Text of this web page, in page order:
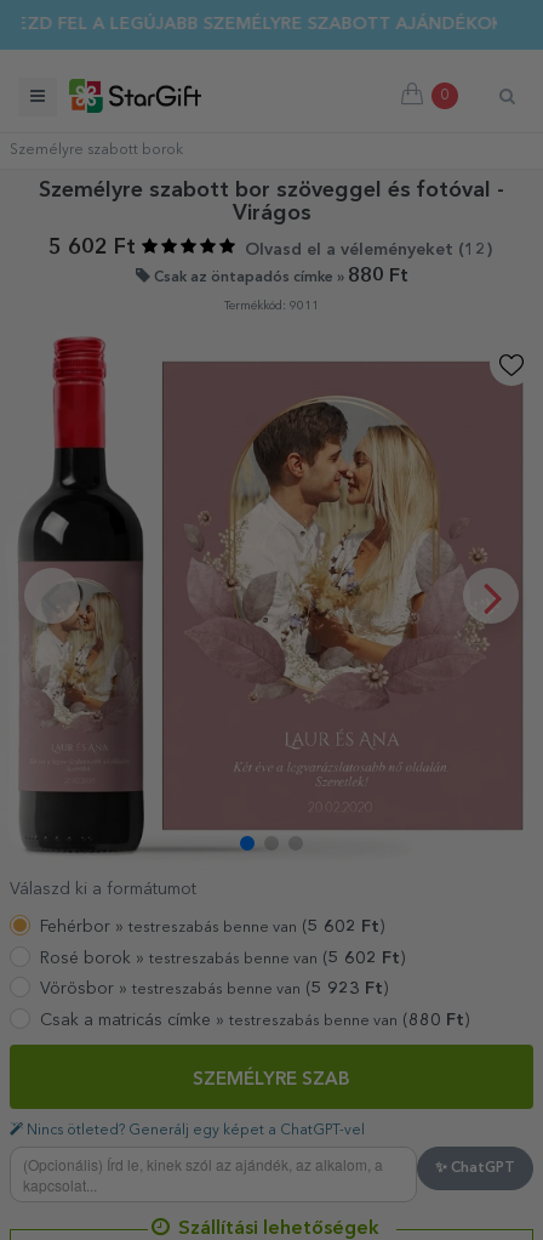
FEL A LEGÚJABB SZEMÉLYRE SZABOTT AJÁNDÉKOKAT!
0
Személyre szabott borok
Személyre szabott bor szöveggel és fotóval -
Virágos
5 602 Ft
Olvasd el a véleményeket (12 )
Csak az öntapadós címke » 880 Ft
Termékkód: 9011
Válaszd ki a formátumot
Fehérbor » testreszabás benne van (5 602 Ft )
Rosé borok » testreszabás benne van (5 602 Ft)
Vörösbor » testreszabás benne van (5 923 Ft )
Csak a matricás címke » testreszabás benne van ( 880 Ft )
SZEMÉLYRE SZAB
Nincs ötleted? Generálj egy képet a ChatGPT-vel
✨ ChatGPT
Szállítási lehetőségek